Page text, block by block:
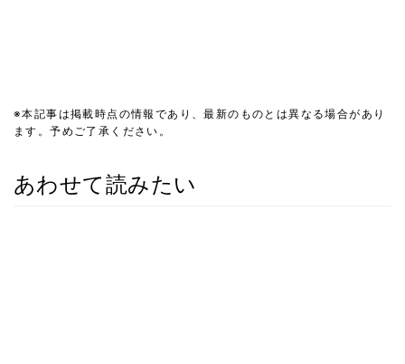
※本記事は掲載時点の情報であり、最新のものとは異なる場合があり
ます。予めご了承ください。
あわせて読みたい